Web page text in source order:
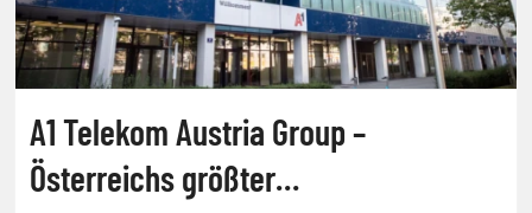
A1 Telekom Austria Group –
Österreichs größter